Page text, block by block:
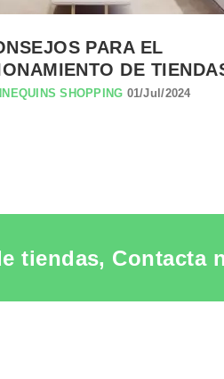
PARA EL
DE
SHOPPING 01/Jul/2024
tiendas, Contacta